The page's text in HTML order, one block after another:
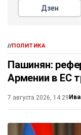
Дзен
//ПОЛИТИКА
Пашинян:
Армении в ЕС
7 августа 2026, 14:29